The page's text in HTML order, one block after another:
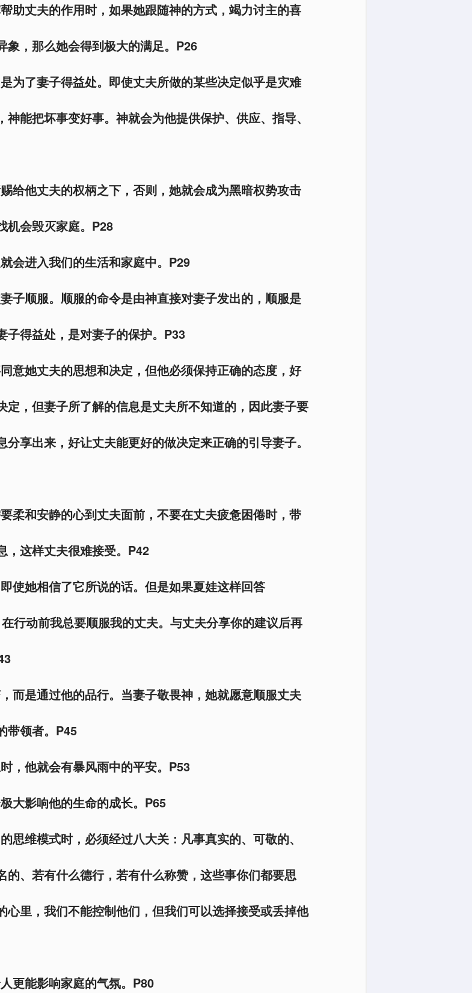
助丈夫的作用时，如果她跟随神的方式，竭力讨主的喜
象，那么她会得到极大的满足。P26
为了妻子得益处。即使丈夫所做的某些决定似乎是灾难
能把坏事变好事。神就会为他提供保护、供应、指导、
给他丈夫的权柄之下，否则，她就会成为黑暗权势攻击
机会毁灭家庭。P28
会进入我们的生活和家庭中。P29
子顺服。顺服的命令是由神直接对妻子发出的，顺服是
子得益处，是对妻子的保护。P33
意她丈夫的思想和决定，但他必须保持正确的态度，好
定，但妻子所了解的信息是丈夫所不知道的，因此妻子要
享出来，好让丈夫能更好的做决定来正确的引导妻子。
柔和安静的心到丈夫面前，不要在丈夫疲惫困倦时，带
，这样丈夫很难接受。P42
使她相信了它所说的话。但是如果夏娃这样回答
行动前我总要顺服我的丈夫。与丈夫分享你的建议后再
而是通过他的品行。当妻子敬畏神，她就愿意顺服丈夫
带领者。P45
，他就会有暴风雨中的平安。P53
大影响他的生命的成长。P65
思维模式时，必须经过八大关：凡事真实的、可敬的、
的、若有什么德行，若有什么称赞，这些事你们都要思
心里，我们不能控制他们，但我们可以选择接受或丢掉他
更能影响家庭的气氛。P80